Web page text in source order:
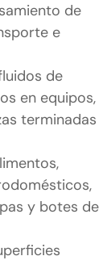
de
e
de
en equipos,
terminadas
y botes de